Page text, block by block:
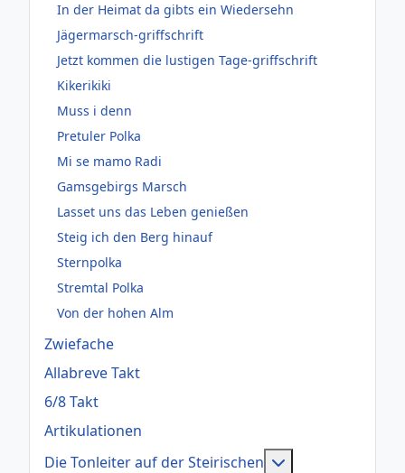
In der Heimat da gibts ein Wiedersehn
Jägermarsch-griffschrift
Jetzt kommen die lustigen Tage-griffschrift
Kikerikiki
Muss i denn
Pretuler Polka
Mi se mamo Radi
Gamsgebirgs Marsch
Lasset uns das Leben genießen
Steig ich den Berg hinauf
Sternpolka
Stremtal Polka
Von der hohen Alm
Zwiefache
Allabreve Takt
6/8 Takt
Artikulationen
Die Tonleiter auf der Steirischen